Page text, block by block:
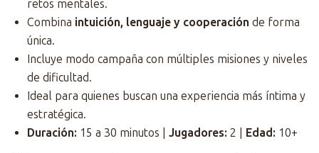
retos mentales.
Combina intuición, lenguaje y cooperación de forma
única.
Incluye modo campaña con múltiples misiones y niveles
de dificultad.
Ideal para quienes buscan una experiencia más íntima y
estratégica.
Duración: 15 a 30 minutos | Jugadores: 2 | Edad: 10+